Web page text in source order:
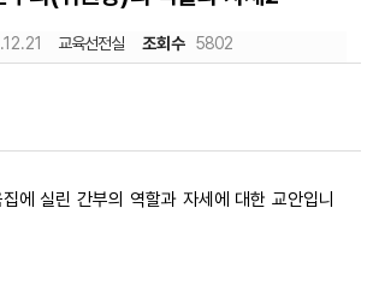
교육선전실 조회수 5802
에 실린 간부의 역할과 자세에 대한 교안입니